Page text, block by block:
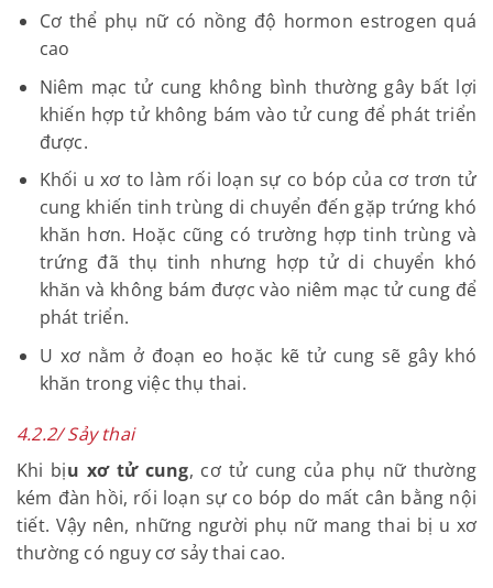
Chu kỳ kinh nguyệt không phóng noãn: Là một
trong những chu kỳ kinh tại buồng trứng không
phóng noãn giống như các chu kỳ kinh khác. Vậy
nên, dù phụ nữ có quan hệ tình dục nhưng vẫn
không thể thụ thai.
Cơ thể phụ nữ có nồng độ hormon estrogen quá
cao
Niêm mạc tử cung không bình thường gây bất lợi
khiến hợp tử không bám vào tử cung để phát
triển được.
Khối u xơ to làm rối loạn sự co bóp của cơ trơn
tử cung khiến tinh trùng di chuyển đến gặp trứng
trùng và trứng đã thụ tinh nhưng hợp tử di
chuyển khó khăn và không bám được vào niêm
mạc tử cung để phát triển.
U xơ nằm ở đoạn eo hoặc kẽ tử cung sẽ gây khó
khăn trong việc thụ thai.